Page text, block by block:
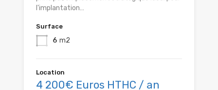
l'implantation…
Surface
6 m2
Location
4 200€ Euros HTHC / an